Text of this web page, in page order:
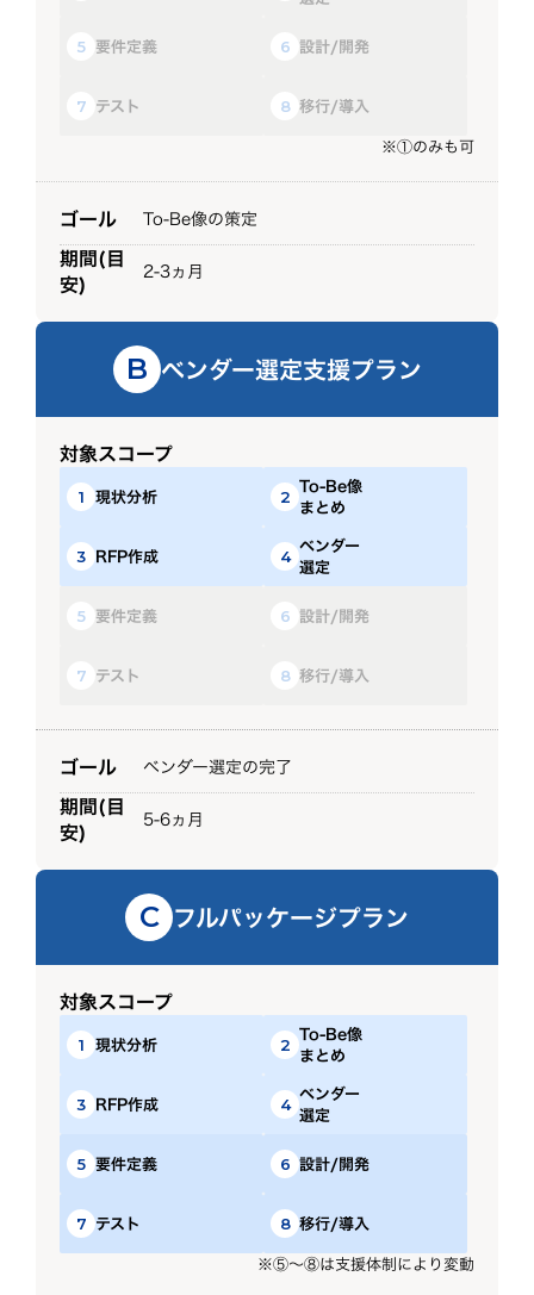
5 要件定義 6 設計/開発
7 テスト 8 移行/導入
※①のみも可
ゴール To-Be像の策定
期間(目
安)
2-3ヵ月
B ベンダー選定支援プラン
対象スコープ
1 現状分析 2 To-Be像
まとめ
3 RFP作成 4 ベンダー
選定
5 要件定義 6 設計/開発
7 テスト 8 移行/導入
ゴール ベンダー選定の完了
期間(目
安)
5-6ヵ月
C フルパッケージプラン
対象スコープ
1 現状分析 2 To-Be像
まとめ
3 RFP作成 4 ベンダー
選定
5 要件定義 6 設計/開発
7 テスト 8 移行/導入
※⑤～⑧は支援体制により変動